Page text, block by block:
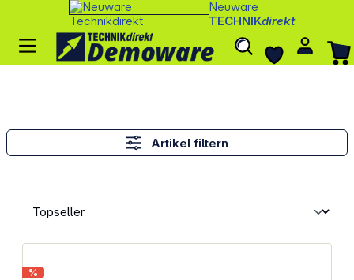
Neuware
TECHNIKdirekt
Artikel filtern
%